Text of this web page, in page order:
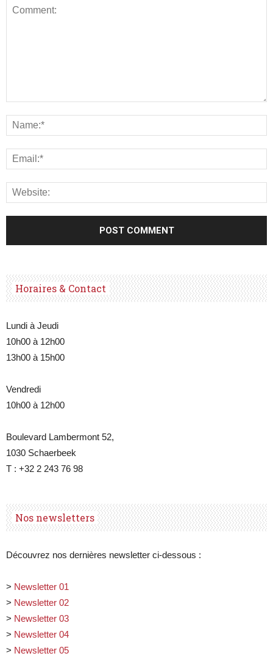
Horaires & Contact
Lundi à Jeudi
10h00 à 12h00
13h00 à 15h00
Vendredi
10h00 à 12h00
Boulevard Lambermont 52,
1030 Schaerbeek
T : +32 2 243 76 98
Nos newsletters
Découvrez nos dernières newsletter ci-dessous :
> Newsletter 01
> Newsletter 02
> Newsletter 03
> Newsletter 04
> Newsletter 05